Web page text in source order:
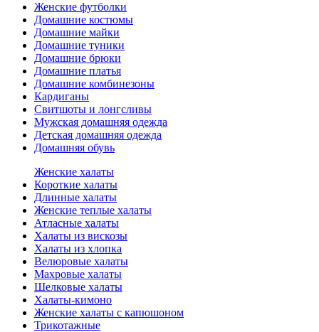
Женские футболки
Домашние костюмы
Домашние майки
Домашние туники
Домашние брюки
Домашние платья
Домашние комбинезоны
Кардиганы
Свитшоты и лонгсливы
Мужская домашняя одежда
Детская домашняя одежда
Домашняя обувь
Женские халаты
Короткие халаты
Длинные халаты
Женские теплые халаты
Атласные халаты
Халаты из вискозы
Халаты из хлопка
Велюровые халаты
Махровые халаты
Шелковые халаты
Халаты-кимоно
Женские халаты с капюшоном
Трикотажные